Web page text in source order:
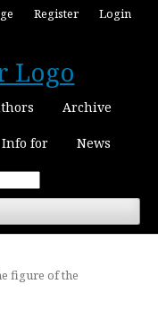
Archive
Info for News
Register Login
figure of the